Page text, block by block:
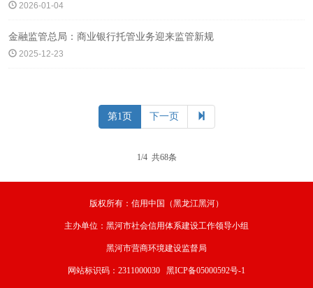
2026-01-04
金融监管总局：商业银行托管业务迎来监管新规
2025-12-23
第1页 下一页
1/4 共68条
版权所有：信用中国（黑龙江黑河）
主办单位：黑河市社会信用体系建设工作领导小组
黑河市营商环境建设监督局
网站标识码：2311000030 黑ICP备05000592号-1